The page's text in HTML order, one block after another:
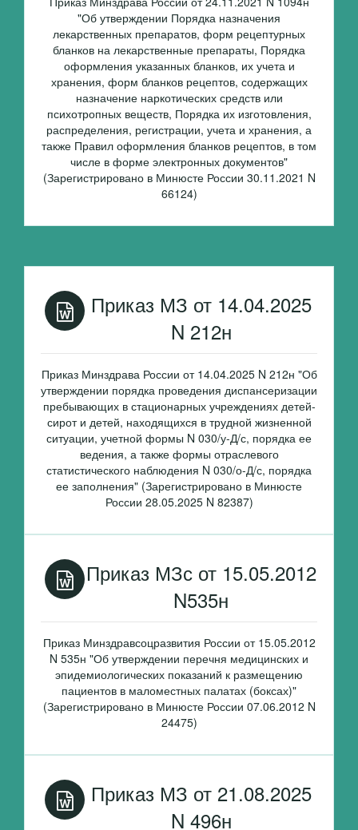
"Об утверждении Порядка назначения
лекарственных препаратов, форм рецептурных
бланков на лекарственные препараты, Порядка
оформления указанных бланков, их учета и
хранения, форм бланков рецептов, содержащих
назначение наркотических средств или
психотропных веществ, Порядка их изготовления,
распределения, регистрации, учета и хранения, а
также Правил оформления бланков рецептов, в том
числе в форме электронных документов"
(Зарегистрировано в Минюсте России 30.11.2021 N
66124)
Приказ МЗ от 14.04.2025
N 212н
Приказ Минздрава России от 14.04.2025 N 212н "Об
утверждении порядка проведения диспансеризации
пребывающих в стационарных учреждениях детей-
сирот и детей, находящихся в трудной жизненной
ситуации, учетной формы N 030/у-Д/с, порядка ее
ведения, а также формы отраслевого
статистического наблюдения N 030/о-Д/с, порядка
ее заполнения" (Зарегистрировано в Минюсте
России 28.05.2025 N 82387)
Приказ МЗс от 15.05.2012
N535н
Приказ Минздравсоцразвития России от 15.05.2012
N 535н "Об утверждении перечня медицинских и
эпидемиологических показаний к размещению
пациентов в маломестных палатах (боксах)"
(Зарегистрировано в Минюсте России 07.06.2012 N
24475)
Приказ МЗ от 21.08.2025
N 496н